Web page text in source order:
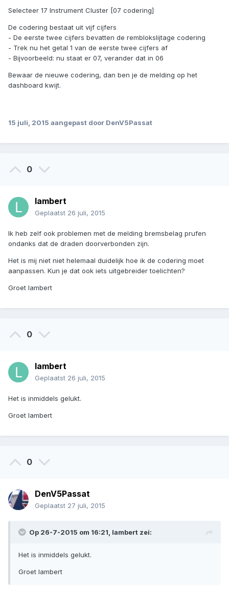
Selecteer 17 Instrument Cluster [07 codering]
De codering bestaat uit vijf cijfers
- De eerste twee cijfers bevatten de remblokslijtage codering
- Trek nu het getal 1 van de eerste twee cijfers af
- Bijvoorbeeld: nu staat er 07, verander dat in 06
Bewaar de nieuwe codering, dan ben je de melding op het
dashboard kwijt.
15 juli, 2015 aangepast door DenV5Passat
0
lambert
Geplaatst 26 juli, 2015
Ik heb zelf ook problemen met de melding bremsbelag prufen
ondanks dat de draden doorverbonden zijn.
Het is mij niet niet helemaal duidelijk hoe ik de codering moet
aanpassen. Kun je dat ook iets uitgebreider toelichten?
Groet lambert
0
lambert
Geplaatst 26 juli, 2015
Het is inmiddels gelukt.
Groet lambert
0
DenV5Passat
Geplaatst 27 juli, 2015
Op 26-7-2015 om 16:21, lambert zei:
Het is inmiddels gelukt.
Groet lambert